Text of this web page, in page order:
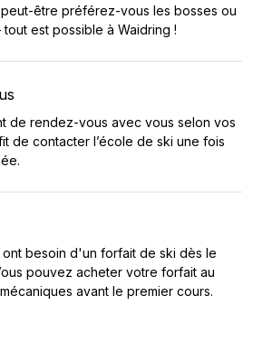
être préférez-vous les bosses ou
est possible à Waidring !
de rendez-vous avec vous selon vos
de contacter l’école de ski une fois
besoin d'un forfait de ski dès le
pouvez acheter votre forfait au
avant le premier cours.